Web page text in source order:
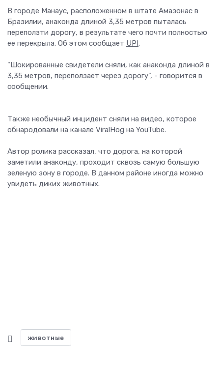
В городе Манаус, расположенном в штате Амазонас в
Бразилии, анаконда длиной 3,35 метров пыталась
переползти дорогу, в результате чего почти полностью
ее перекрыла. Об этом сообщает UPI .
"Шокированные свидетели сняли, как анаконда длиной в
3,35 метров, переползает через дорогу", - говорится в
сообщении.
Также необычный инцидент сняли на видео, которое
обнародовали на канале ViralHog на YouTube.
Автор ролика рассказал, что дорога, на которой
заметили анаконду, проходит сквозь самую большую
зеленую зону в городе. В данном районе иногда можно
увидеть диких животных.
животные